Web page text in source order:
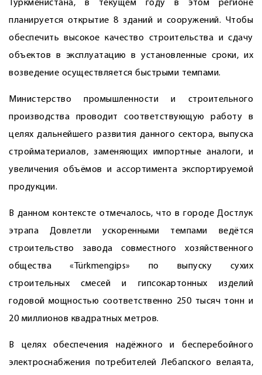
Туркменистана, в текущем году в этом регионе
планируется открытие 8 зданий и сооружений. Чтобы
обеспечить высокое качество строительства и сдачу
объектов в эксплуатацию в установленные сроки, их
возведение осуществляется быстрыми темпами.
Министерство промышленности и строительного
производства проводит соответствующую работу в
целях дальнейшего развития данного сектора, выпуска
стройматериалов, заменяющих импортные аналоги, и
увеличения объёмов и ассортимента экспортируемой
продукции.
В данном контексте отмечалось, что в городе Достлук
этрапа Довлетли ускоренными темпами ведётся
строительство завода совместного хозяйственного
общества «Türkmengips» по выпуску сухих
строительных смесей и гипсокартонных изделий
годовой мощностью соответственно 250 тысяч тонн и
20 миллионов квадратных метров.
В целях обеспечения надёжного и бесперебойного
электроснабжения потребителей Лебапского велаята,